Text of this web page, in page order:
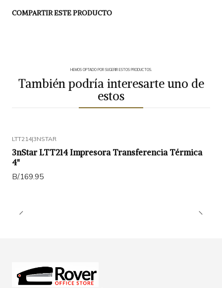
COMPARTIR ESTE PRODUCTO
HEMOS OPTADO POR SUGERIR ESTOS PRODUCTOS.
También podría interesarte uno de
estos
LTT214|3NSTAR
3nStar LTT214 Impresora Transferencia Térmica
4"
B/.169.95